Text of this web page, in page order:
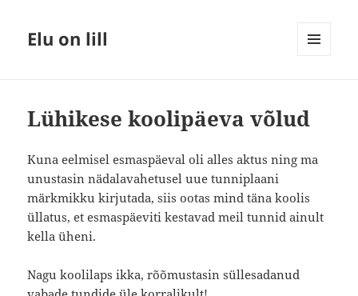
Elu on lill
Lühikese koolipäeva võlud
Kuna eelmisel esmaspäeval oli alles aktus ning ma
unustasin nädalavahetusel uue tunniplaani
märkmikku kirjutada, siis ootas mind täna koolis
üllatus, et esmaspäeviti kestavad meil tunnid ainult
kella üheni.
Nagu koolilaps ikka, rõõmustasin süllesadanud